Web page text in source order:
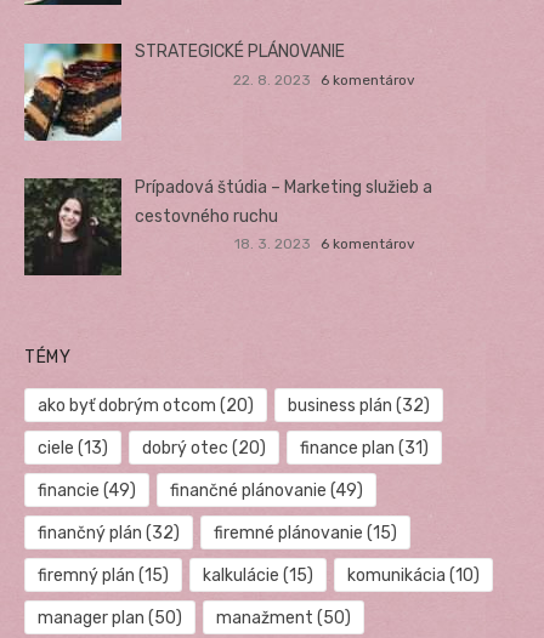
STRATEGICKÉ PLÁNOVANIE
22. 8. 2023 6 komentárov
Prípadová štúdia – Marketing služieb a
cestovného ruchu
18. 3. 2023 6 komentárov
TÉMY
ako byť dobrým otcom (20) business plán (32)
ciele (13) dobrý otec (20) finance plan (31)
financie (49) finančné plánovanie (49)
finančný plán (32) firemné plánovanie (15)
firemný plán (15) kalkulácie (15) komunikácia (10)
manager plan (50) manažment (50)